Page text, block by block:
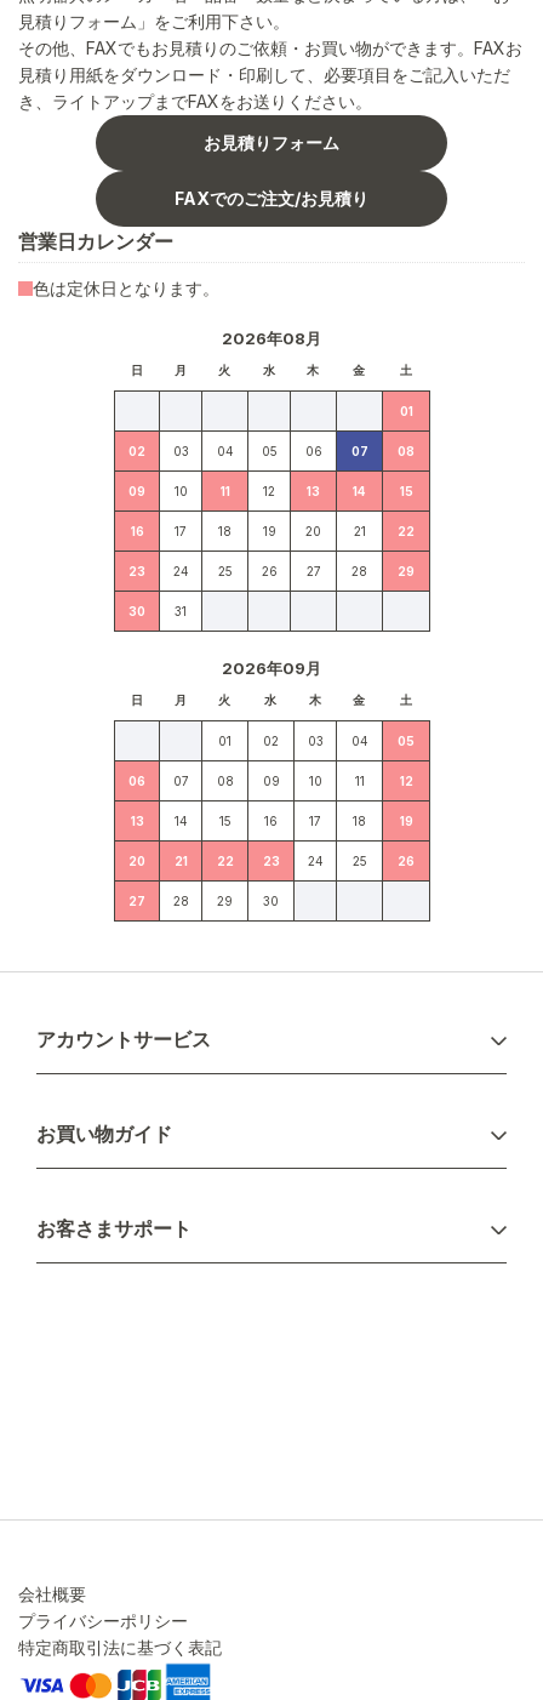
見積りフォーム」をご利用下さい。
その他、FAXでもお見積りのご依頼・お買い物ができます。FAXお
見積り用紙をダウンロード・印刷して、必要項目をご記入いただ
き、ライトアップまでFAXをお送りください。
お見積りフォーム
FAXでのご注文/お見積り
営業日カレンダー
2026年08月
日 月 火 水 木 金 土
01
02 03 04 05 06 07 08
09 10 11 12 13 14 15
16 17 18 19 20 21 22
23 24 25 26 27 28 29
30 31
2026年09月
日 月 火 水 木 金 土
01 02 03 04 05
06 07 08 09 10 11 12
13 14 15 16 17 18 19
20 21 22 23 24 25 26
27 28 29 30
色は定休日となります。
アカウントサービス
新規会員登録
お買い物ガイド
配送について
不良品・返品について
お客さまサポート
会社概要
プライバシーポリシー
特定商取引法に基づく表記